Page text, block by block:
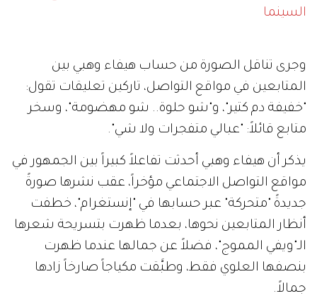
السينما
وجرى تناقل الصورة من حساب هيفاء وهبي بين
المتابعين في مواقع التواصل، تاركين تعليقات تقول:
"خفيفة دم كتير"، و"شو حلوة.. شو مهضومة"، وسخر
متابع قائلاً: "عبالي متفجرات ولا شي".
يذكر أن هيفاء وهبي أحدثت تفاعلاً كبيراً بين الجمهور في
مواقع التواصل الاجتماعي مؤخراً، عقب نشرها صورةً
جديدةً "متحركة" عبر حسابها في "إنستغرام"، خطفت
أنظار المتابعين نحوها، بعدما ظهرت بتسريحة شعرها
الـ"ويفي المموج"، فضلاً عن جمالها عندما ظهرت
بنصفها العلوي فقط، وطبَّقت مكياجاً صارخاً زادها
جمالاً.